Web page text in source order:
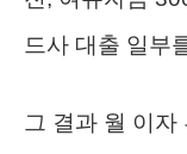
드사 대출 일부
그 결과 월 이